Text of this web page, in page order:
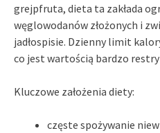
grejpfruta, dieta ta zakłada
węglowodanów złożonych i
jadłospisie. Dzienny limit
co jest wartością bardzo
Kluczowe założenia diety:
częste spożywanie